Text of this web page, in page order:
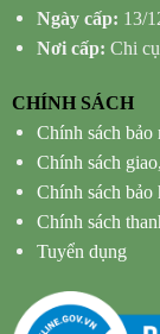
Ngày cấp: 13/
Nơi cấp: Chi
CHÍNH SÁCH
Chính sách bảo
Chính sách
Chính sách bảo
Chính sách
Tuyển dụng